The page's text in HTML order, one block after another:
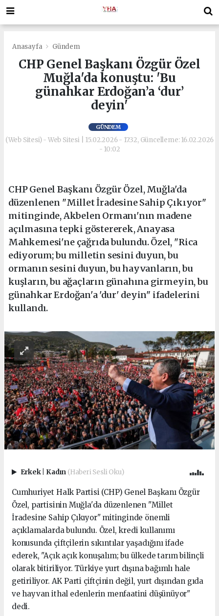
Anasayfa Gündem
CHP Genel Başkanı Özgür Özel
Muğla'da konuştu: 'Bu
günahkar Erdoğan’a ‘dur’
deyin'
GÜNDEM
(Web Sitesi) - Web Sitesi | 15.02.2026 - 17:32, Güncelleme: 16.02.2026
- 10:02
CHP Genel Başkanı Özgür Özel, Muğla'da
düzenlenen "Millet İradesine Sahip Çıkıyor"
mitinginde, Akbelen Ormanı'nın madene
açılmasına tepki göstererek, Anayasa
Mahkemesi'ne çağrıda bulundu. Özel, "Rica
ediyorum; bu milletin sesini duyun, bu
ormanın sesini duyun, bu hayvanların, bu
kuşların, bu ağaçların günahına girmeyin, bu
günahkar Erdoğan'a 'dur' deyin" ifadelerini
kullandı.
Erkek Kadın (Haberi Sesli Oku)
Cumhuriyet Halk Partisi (CHP) Genel Başkanı Özgür
Özel, partisinin Muğla'da düzenlenen "Millet
İradesine Sahip Çıkıyor" mitinginde önemli
açıklamalarda bulundu. Özel, kredi kullanımı
konusunda çiftçilerin sıkıntılar yaşadığını ifade
ederek, "Açık açık konuşalım; bu ülkede tarım bilinçli
olarak bitiriliyor. Türkiye yurt dışına bağımlı hale
getiriliyor. AK Parti çiftçinin değil, yurt dışından gıda
ve hayvan ithal edenlerin menfaatini düşünüyor"
dedi.